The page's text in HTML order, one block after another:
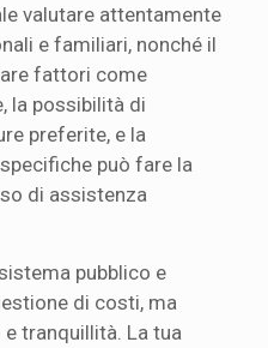
valutare attentamente
e familiari, nonché il
fattori come
la possibilità di
preferite, e la
può fare la
di assistenza
pubblico e
di costi, ma
tranquillità. La tua